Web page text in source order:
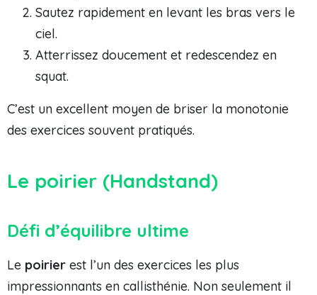
Sautez rapidement en levant les bras vers le
ciel.
Atterrissez doucement et redescendez en
squat.
C’est un excellent moyen de briser la monotonie
des exercices souvent pratiqués.
Le poirier (Handstand)
Défi d’équilibre ultime
Le poirier est l’un des exercices les plus
impressionnants en callisthénie. Non seulement il